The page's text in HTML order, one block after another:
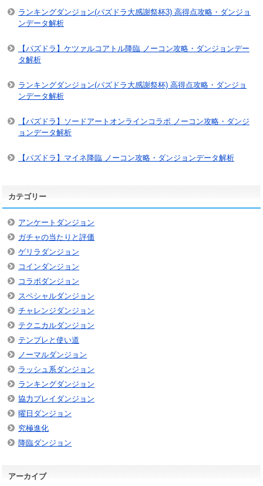
ランキングダンジョン(パズドラ大感謝祭杯3) 高得点攻略・ダンジョ
ンデータ解析
【パズドラ】ケツァルコアトル降臨 ノーコン攻略・ダンジョンデー
タ解析
ランキングダンジョン(パズドラ大感謝祭杯) 高得点攻略・ダンジョ
ンデータ解析
【パズドラ】ソードアートオンラインコラボ ノーコン攻略・ダンジ
ョンデータ解析
【パズドラ】マイネ降臨 ノーコン攻略・ダンジョンデータ解析
カテゴリー
アンケートダンジョン
ガチャの当たりと評価
ゲリラダンジョン
コインダンジョン
コラボダンジョン
スペシャルダンジョン
チャレンジダンジョン
テクニカルダンジョン
テンプレと使い道
ノーマルダンジョン
ラッシュ系ダンジョン
ランキングダンジョン
協力プレイダンジョン
曜日ダンジョン
究極進化
降臨ダンジョン
アーカイブ